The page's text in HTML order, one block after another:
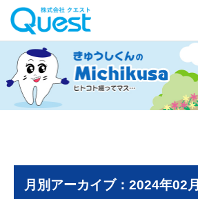
月別アーカイブ：2024年02月